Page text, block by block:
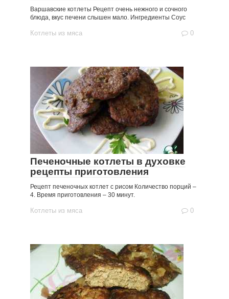
Варшавские котлеты Рецепт очень нежного и сочного
блюда, вкус печени слышен мало. Ингредиенты Соус
Котлеты из мяса 0
Печеночные котлеты в духовке
рецепты приготовления
Рецепт печеночных котлет с рисом Количество порций –
4. Время приготовления – 30 минут.
Котлеты из мяса 0